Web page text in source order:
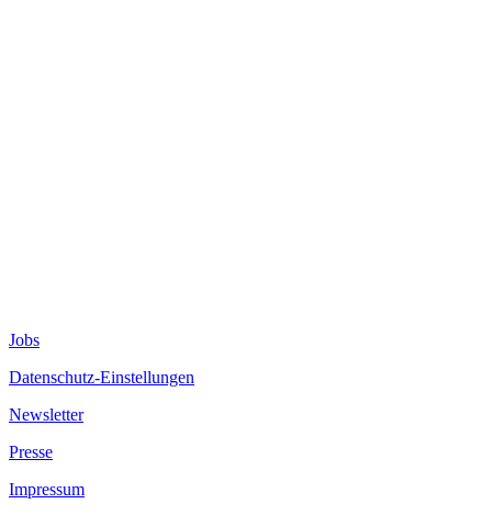
Jobs
Datenschutz-Einstellungen
Newsletter
Presse
Impressum